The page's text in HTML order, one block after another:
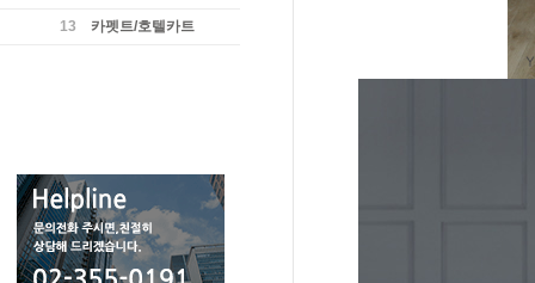
13 카펫트/호텔카트